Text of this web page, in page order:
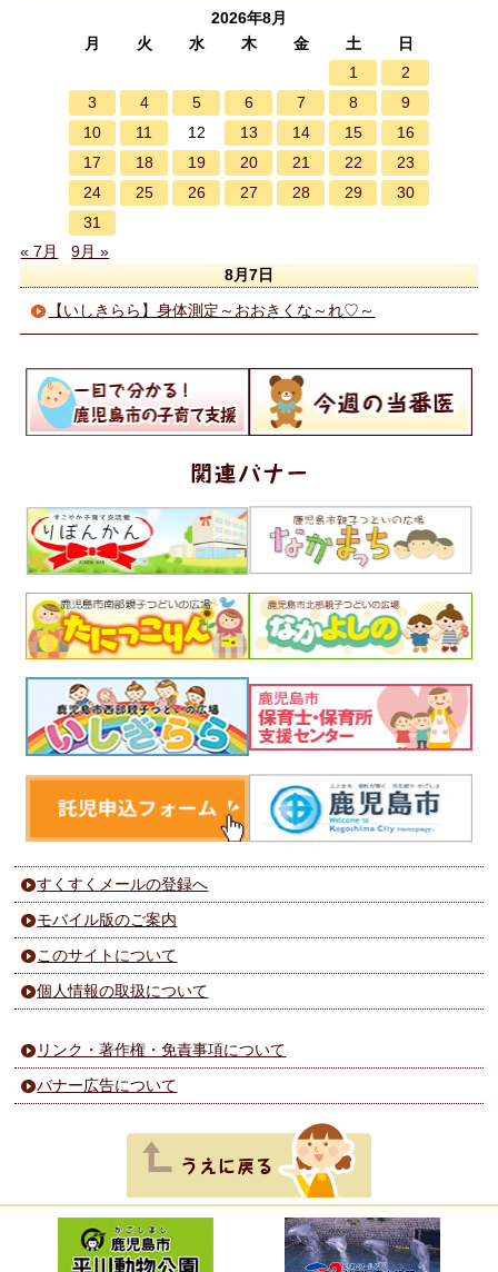
2026年8月
月
火 水 木 金 土
日
1
2
3
4 5 6 7 8
9
10
11 12 13 14 15
16
17
18 19 20 21 22
23
24
25 26 27 28 29
30
31
« 7月
9月 »
8月7日
【いしきらら】身体測定～おおきくな～れ♡～
すくすくメールの登録へ
モバイル版のご案内
このサイトについて
個人情報の取扱について
リンク・著作権・免責事項について
バナー広告について